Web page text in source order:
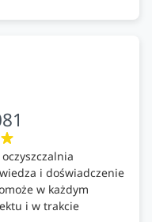
i doświadczenie
w każdym
i w trakcie